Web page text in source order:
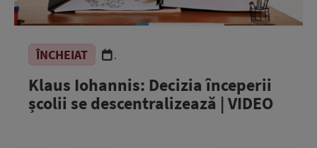
ÎNCHEIAT .
Klaus Iohannis: Decizia începerii
școlii se descentralizează | VIDEO